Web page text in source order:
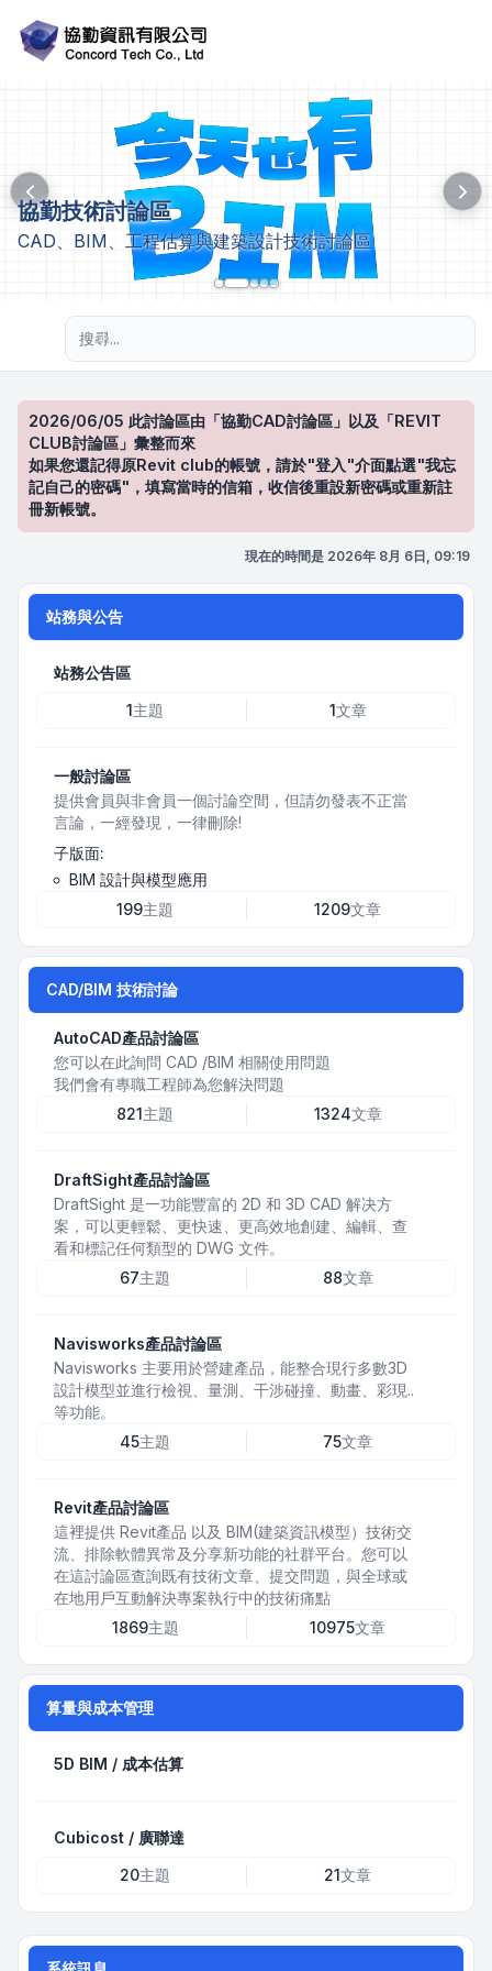
協勤技術討論區
CAD、BIM、工程估算與建築設計技術討論區
2026/06/05 此討論區由「協勤CAD討論區」以及「REVIT
CLUB討論區」彙整而來
如果您還記得原Revit club的帳號，請於"登入"介面點選"我忘
記自己的密碼"，填寫當時的信箱，收信後重設新密碼或重新註
冊新帳號。
現在的時間是 2026年 8月 6日, 09:19
站務與公告
站務公告區
1主題 1文章
一般討論區
提供會員與非會員一個討論空間，但請勿發表不正當
言論，一經發現，一律刪除!
子版面:
BIM 設計與模型應用
199主題 1209文章
CAD/BIM 技術討論
AutoCAD產品討論區
您可以在此詢問 CAD /BIM 相關使用問題
我們會有專職工程師為您解決問題
821主題 1324文章
DraftSight產品討論區
DraftSight 是一功能豐富的 2D 和 3D CAD 解决方
案，可以更輕鬆、更快速、更高效地創建、編輯、查
看和標記任何類型的 DWG 文件。
67主題 88文章
Navisworks產品討論區
Navisworks 主要用於營建產品，能整合現行多數3D
設計模型並進行檢視、量測、干涉碰撞、動畫、彩現..
等功能。
45主題 75文章
Revit產品討論區
這裡提供 Revit產品 以及 BIM(建築資訊模型）技術交
流、排除軟體異常及分享新功能的社群平台。您可以
在這討論區查詢既有技術文章、提交問題，與全球或
在地用戶互動解決專案執行中的技術痛點
1869主題 10975文章
算量與成本管理
5D BIM / 成本估算
Cubicost / 廣聯達
20主題 21文章